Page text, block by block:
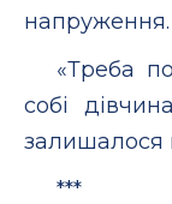
напруження.
«Треба
собі
залишалося
***